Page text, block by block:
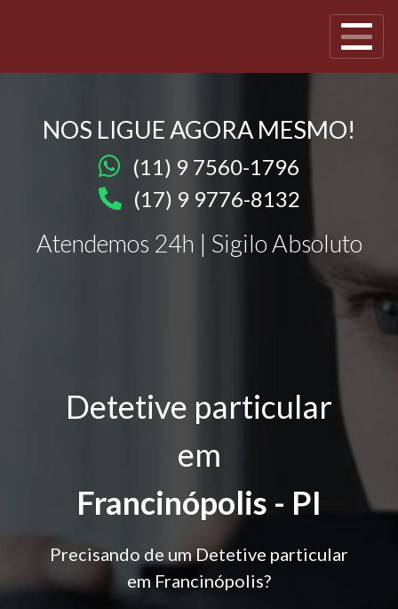
NOS LIGUE AGORA MESMO!
(11) 9 7560-1796
(17) 9 9776-8132
Atendemos 24h | Sigilo Absoluto
Detetive particular
em
Francinópolis - PI
Precisando de um Detetive particular
em Francinópolis?